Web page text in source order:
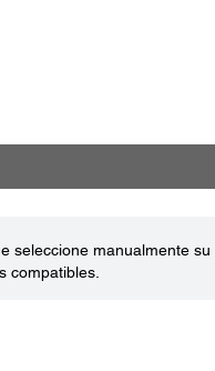
seleccione manualmente
compatibles.